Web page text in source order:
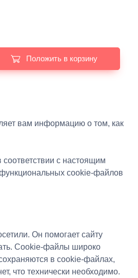
Положить в корзину
вам информацию о том, как
с настоящим
cookie-файлов
Он помогает сайту
Cookie-файлы широко
в cookie-файлах,
что технически необходимо.